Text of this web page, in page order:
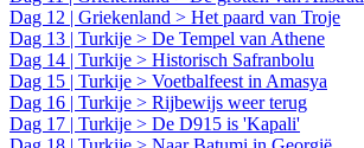
Dag 12 | Griekenland > Het paard van Troje
Dag 13 | Turkije > De Tempel van Athene
Dag 14 | Turkije > Historisch Safranbolu
Dag 15 | Turkije > Voetbalfeest in Amasya
Dag 16 | Turkije > Rijbewijs weer terug
Dag 17 | Turkije > De D915 is 'Kapali'